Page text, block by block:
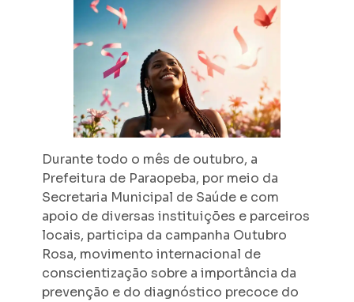
Durante todo o mês de outubro, a
Prefeitura de Paraopeba, por meio da
Secretaria Municipal de Saúde e com
apoio de diversas instituições e parceiros
locais, participa da campanha Outubro
Rosa, movimento internacional de
conscientização sobre a importância da
prevenção e do diagnóstico precoce do